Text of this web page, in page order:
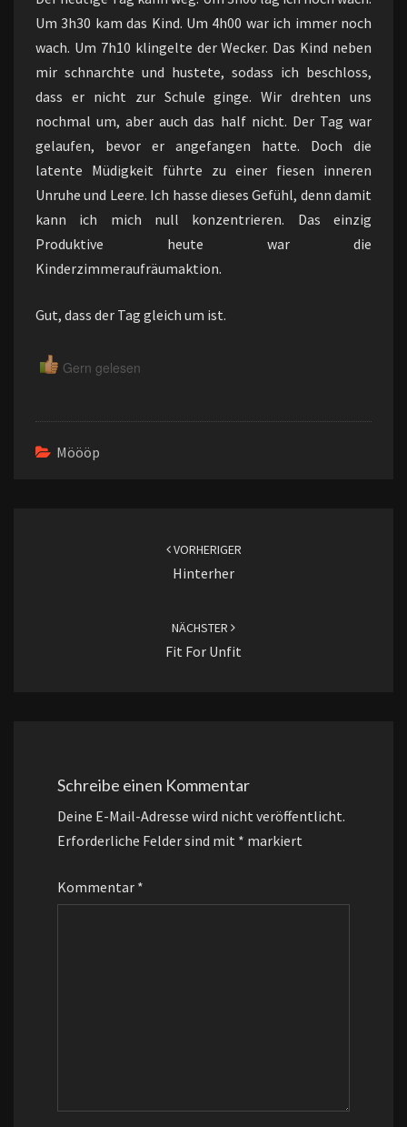
Um 3h30 kam das Kind. Um 4h00 war ich immer noch
wach. Um 7h10 klingelte der Wecker. Das Kind neben
mir schnarchte und hustete, sodass ich beschloss,
dass er nicht zur Schule ginge. Wir drehten uns
nochmal um, aber auch das half nicht. Der Tag war
gelaufen, bevor er angefangen hatte. Doch die
latente Müdigkeit führte zu einer fiesen inneren
Unruhe und Leere. Ich hasse dieses Gefühl, denn damit
kann ich mich null konzentrieren. Das einzig
Produktive heute war die
Kinderzimmeraufräumaktion.
Gut, dass der Tag gleich um ist.
Gern gelesen
Möööp
VORHERIGER
Hinterher
NÄCHSTER
Fit For Unfit
Schreibe einen Kommentar
Deine E-Mail-Adresse wird nicht veröffentlicht.
Erforderliche Felder sind mit * markiert
Kommentar *